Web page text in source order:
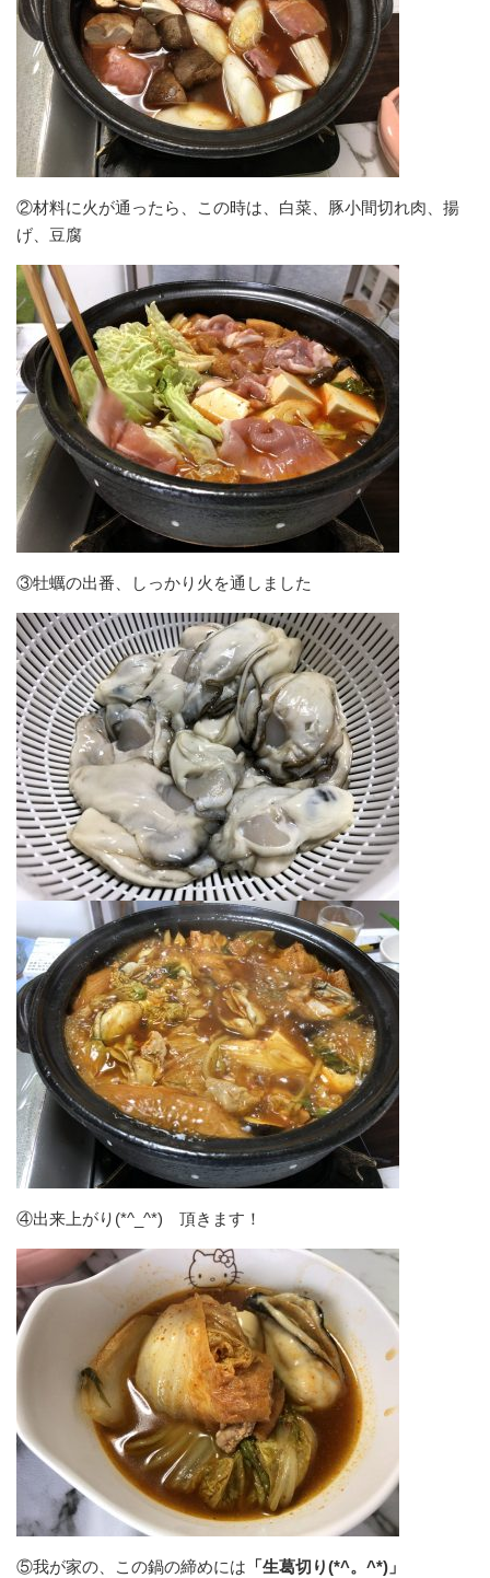
②材料に火が通ったら、この時は、白菜、豚小間切れ肉、揚
げ、豆腐
③牡蠣の出番、しっかり火を通しました
④出来上がり(*^_^*) 頂きます！
⑤我が家の、この鍋の締めには 「生葛切り(*^。^*)」